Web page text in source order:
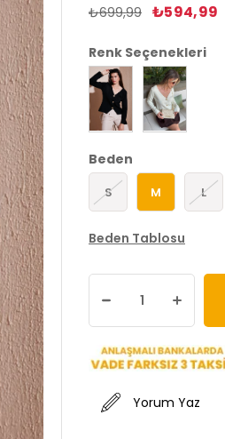
₺699,99 ₺594,99
Renk Seçenekleri
Beden
S M L
Beden Tablosu
Yorum Yaz